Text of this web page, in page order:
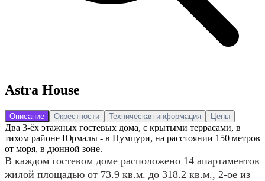
Astra House
Описание Окрестности Техническая информация Цены
Два 3-ёх этажных гостевых дома, с крытыми террасами, в
тихом районе Юрмалы - в Пумпури, на расстоянии 150 метров
от моря, в дюнной зоне.
В каждом гостевом доме расположено 14 апартаментов
жилой площадью от 73.9 кв.м. до 318.2 кв.м., 2-ое из